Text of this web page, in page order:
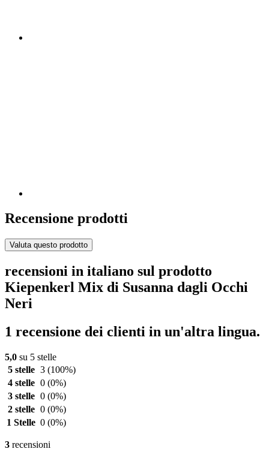
Recensione prodotti
Valuta questo prodotto
recensioni in italiano sul prodotto
Kiepenkerl Mix di Susanna dagli Occhi
Neri
1 recensione dei clienti in un'altra lingua.
5,0 su 5 stelle
5 stelle 3 (100%)
4 stelle 0 (0%)
3 stelle 0 (0%)
2 stelle 0 (0%)
1 Stelle 0 (0%)
3 recensioni